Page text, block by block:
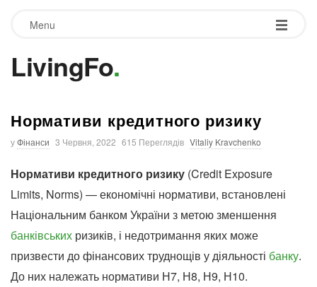
Menu
LivingFo.
Нормативи кредитного ризику
уФінанси 3 Червня, 2022 615 Переглядів Vitaliy Kravchenko
Нормативи кредитного ризику (Credit Exposure
Limits, Norms) — економічні нормативи, встановлені
Національним банком України з метою зменшення
банківських ризиків, і недотримання яких може
призвести до фінансових труднощів у діяльності банку.
До них належать нормативи Н7, Н8, Н9, Н10.